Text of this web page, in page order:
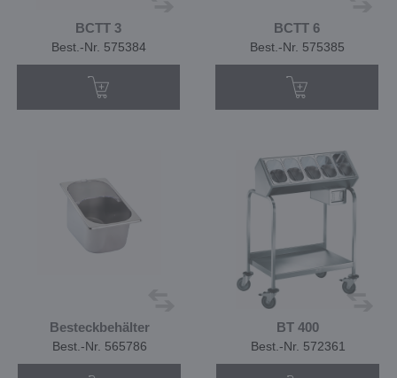
BCTT 3
Best.-Nr. 575384
BCTT 6
Best.-Nr. 575385
Besteckbehälter
Best.-Nr. 565786
BT 400
Best.-Nr. 572361